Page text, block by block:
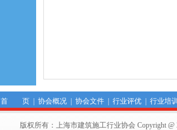
首 页| 协会概况| 协会文件| 行业评优| 行业培
版权所有：上海市建筑施工行业协会 Copyright @